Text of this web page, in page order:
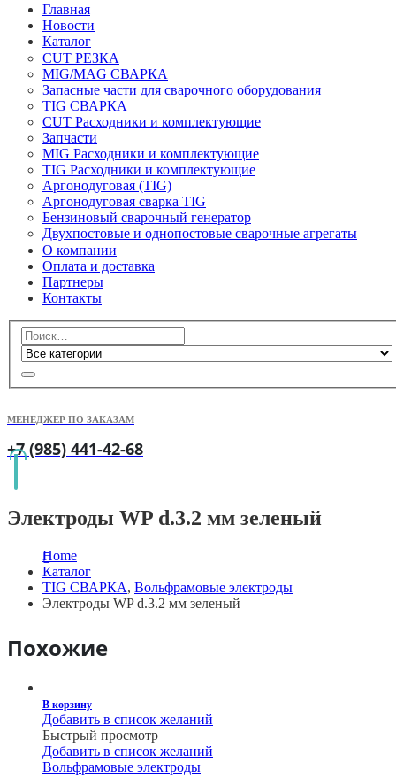
Главная
Новости
Каталог
CUT РЕЗКА
MIG/MAG СВАРКА
Запасные части для сварочного оборудования
TIG СВАРКА
CUT Расходники и комплектующие
Запчасти
MIG Расходники и комплектующие
TIG Расходники и комплектующие
Аргонодуговая (TIG)
Аргонодуговая сварка TIG
Бензиновый сварочный генератор
Двухпостовые и однопостовые сварочные агрегаты
О компании
Оплата и доставка
Партнеры
Контакты
МЕНЕДЖЕР ПО ЗАКАЗАМ
+7 (985) 441-42-68
Электроды WP d.3.2 мм зеленый
Home
Каталог
TIG СВАРКА, Вольфрамовые электроды
Электроды WP d.3.2 мм зеленый
Похожие
В корзину
Добавить в список желаний
Быстрый просмотр
Добавить в список желаний
Вольфрамовые электроды